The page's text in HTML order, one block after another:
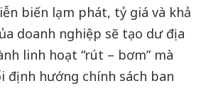
biến lạm phát, tỷ giá và khả
doanh nghiệp sẽ tạo dư địa
linh hoạt “rút – bơm” mà
định hướng chính sách ban